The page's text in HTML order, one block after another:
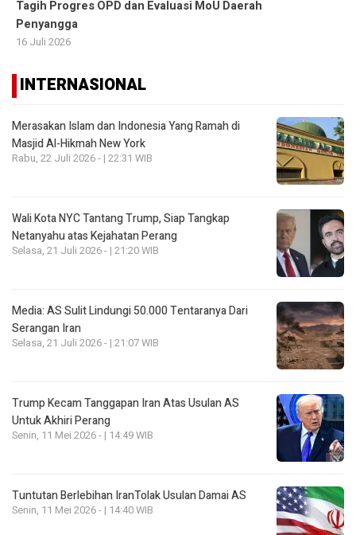
Tagih Progres OPD dan Evaluasi MoU Daerah
Penyangga
16 Juli 2026
INTERNASIONAL
Merasakan Islam dan Indonesia Yang Ramah di
Masjid Al-Hikmah New York
Rabu, 22 Juli 2026 - | 22:31 WIB
Wali Kota NYC Tantang Trump, Siap Tangkap
Netanyahu atas Kejahatan Perang
Selasa, 21 Juli 2026 - | 21:20 WIB
Media: AS Sulit Lindungi 50.000 Tentaranya Dari
Serangan Iran
Selasa, 21 Juli 2026 - | 21:07 WIB
Trump Kecam Tanggapan Iran Atas Usulan AS
Untuk Akhiri Perang
Senin, 11 Mei 2026 - | 14:49 WIB
Tuntutan Berlebihan IranTolak Usulan Damai AS
Senin, 11 Mei 2026 - | 14:40 WIB